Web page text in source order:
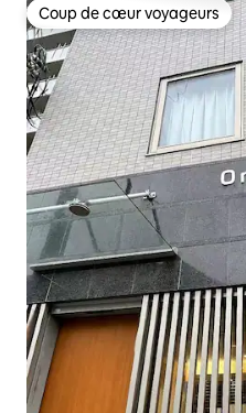
Coup de cœur voyageurs
Coup de cœur voyageurs